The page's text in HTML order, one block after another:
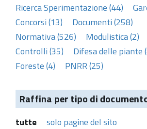
Ricerca Sperimentazione (44)
Concorsi (13)
Documenti (258)
Normativa (526)
Modulistica (2)
Controlli (35)
Difesa delle piante
Foreste (4)
PNRR (25)
Raffina per tipo di
tutte
solo pagine del sito